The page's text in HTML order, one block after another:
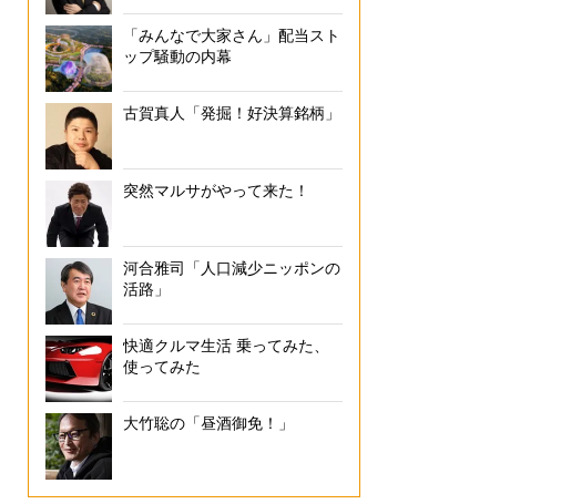
「みんなで大家さん」配当スト
ップ騒動の内幕
古賀真人「発掘！好決算銘柄」
突然マルサがやって来た！
河合雅司「人口減少ニッポンの
活路」
快適クルマ生活 乗ってみた、
使ってみた
大竹聡の「昼酒御免！」